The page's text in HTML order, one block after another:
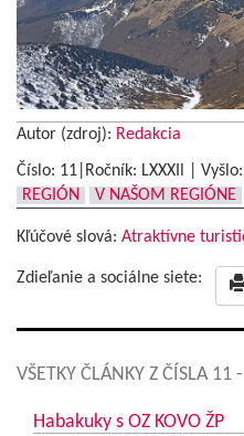
Autor (zdroj): Redakcia
Číslo: 11|Ročník: LXXXIl | Vyšlo:
REGIÓN
V NAŠOM REGIÓNE
Kľúčové slová: Atraktívne
Zdieľanie a sociálne siete:
VŠETKY ČLÁNKY Z ČÍSLA 11
Habakuky s OZ KOVO ŽP